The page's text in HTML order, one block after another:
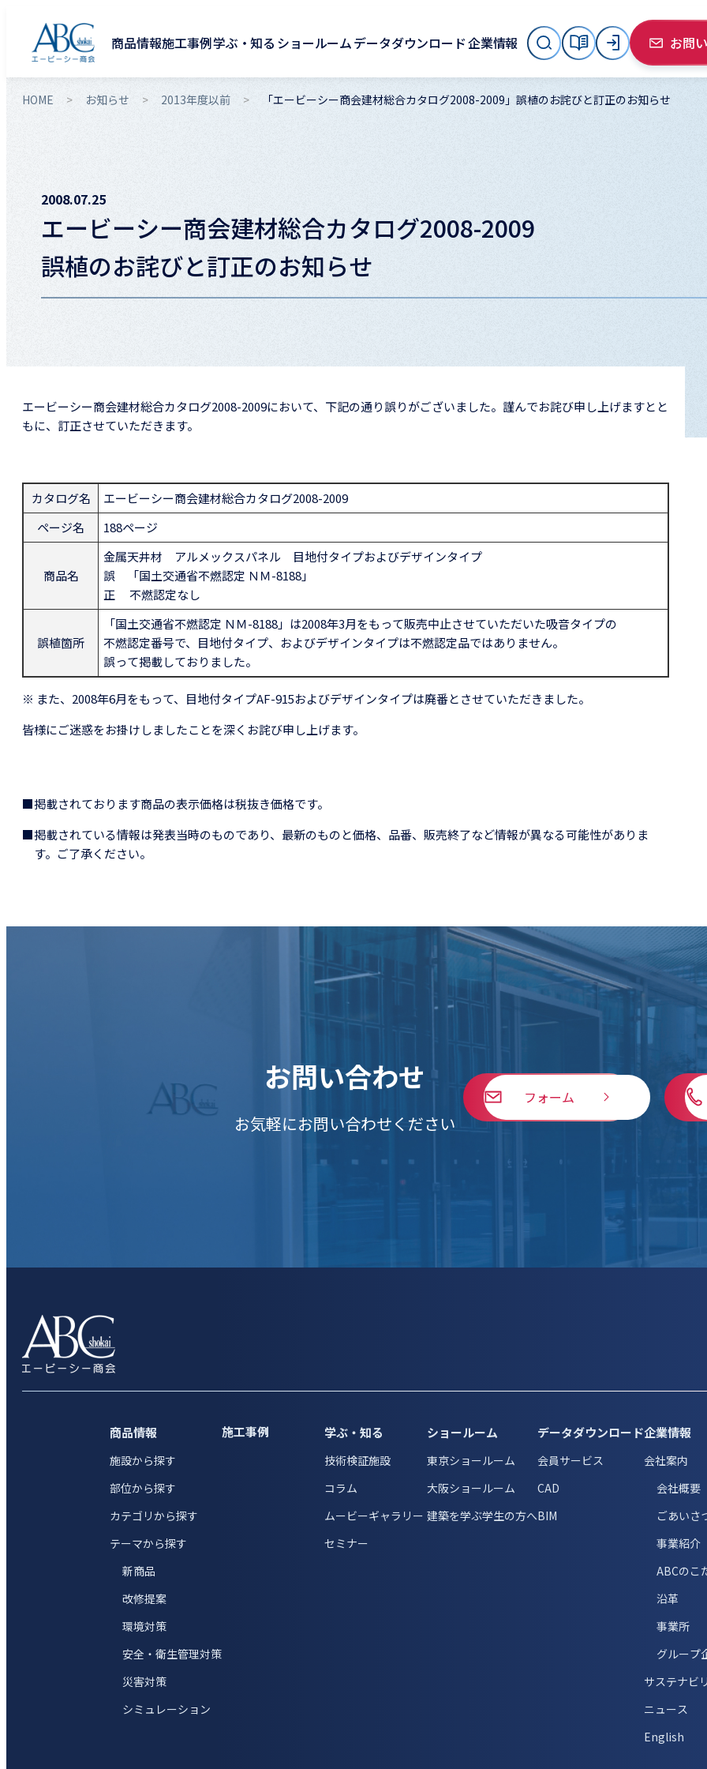
商品情報施工事例学ぶ・知る ショールームデータダウンロード企業情報 お問
HOME お知らせ 2013年度以前 「エービーシー商会建材総合カタログ2008-2009」誤植のお詫びと訂正のお知らせ
2008.07.25
エービーシー商会建材総合カタログ2008-2009
誤植のお詫びと訂正のお知らせ
エービーシー商会建材総合カタログ2008-2009において、下記の通り誤りがございました。謹んでお詫び申し上げますとと
もに、訂正させていただきます。
カタログ名
エービーシー商会建材総合カタログ2008-2009
ページ名
188ページ
商品名
金属天井材 アルメックスパネル 目地付タイプおよびデザインタイプ
誤 「国土交通省不燃認定 ＮＭ-8188」
正 不燃認定なし
誤植箇所
「国土交通省不燃認定 ＮＭ-8188」は2008年3月をもって販売中止させていただいた吸音タイプの
不燃認定番号で、目地付タイプ、およびデザインタイプは不燃認定品ではありません。
誤って掲載しておりました。
※ また、2008年6月をもって、目地付タイプAF-915およびデザインタイプは廃番とさせていただきました。
皆様にご迷惑をお掛けしましたことを深くお詫び申し上げます。
■掲載されております商品の表示価格は税抜き価格です。
■掲載されている情報は発表当時のものであり、最新のものと価格、品番、販売終了など情報が異なる可能性がありま
す。ご了承ください。
お問い合わせ
お気軽にお問い合わせください
フォーム
商品情報
施設から探す
部位から探す
カテゴリから探す
テーマから探す
新商品
改修提案
環境対策
安全・衛生管理対策
災害対策
シミュレーション
施工事例 学ぶ・知る
技術検証施設
コラム
ムービーギャラリー
セミナー
ショールーム
東京ショールーム
大阪ショールーム
建築を学ぶ学生の方へ
データダウンロード
会員サービス
CAD
BIM
企業情報
会社案内
会社概要
ごあいさ
事業紹介
ABCのこ
沿革
事業所
グループ
サステナビ
ニュース
English